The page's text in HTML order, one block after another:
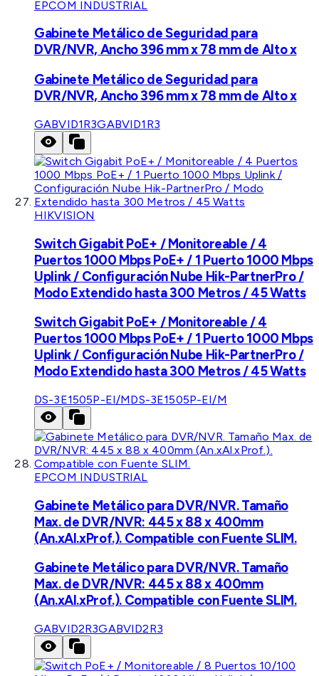
EPCOM INDUSTRIAL
Gabinete Metálico de Seguridad para
DVR/NVR, Ancho 396 mm x 78 mm de Alto x
Gabinete Metálico de Seguridad para
DVR/NVR, Ancho 396 mm x 78 mm de Alto x
GABVID1R3GABVID1R3
HIKVISION
Switch Gigabit PoE+ / Monitoreable / 4
Puertos 1000 Mbps PoE+ / 1 Puerto 1000 Mbps
Uplink / Configuración Nube Hik-PartnerPro /
Modo Extendido hasta 300 Metros / 45 Watts
Switch Gigabit PoE+ / Monitoreable / 4
Puertos 1000 Mbps PoE+ / 1 Puerto 1000 Mbps
Uplink / Configuración Nube Hik-PartnerPro /
Modo Extendido hasta 300 Metros / 45 Watts
DS-3E1505P-EI/MDS-3E1505P-EI/M
EPCOM INDUSTRIAL
Gabinete Metálico para DVR/NVR. Tamaño
Max. de DVR/NVR: 445 x 88 x 400mm
(An.xAl.xProf.). Compatible con Fuente SLIM.
Gabinete Metálico para DVR/NVR. Tamaño
Max. de DVR/NVR: 445 x 88 x 400mm
(An.xAl.xProf.). Compatible con Fuente SLIM.
GABVID2R3GABVID2R3